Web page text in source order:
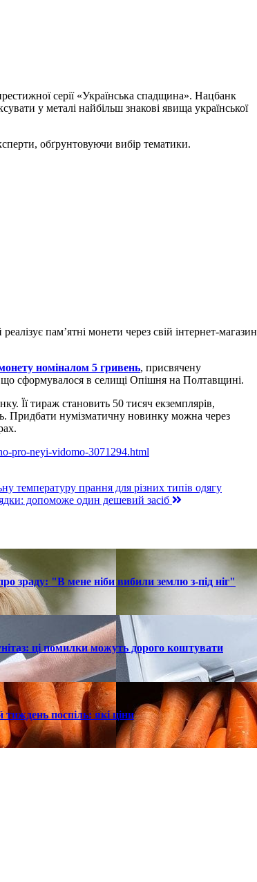
серії «Українська спадщина». Нацбанк
у металі найбільш знакові явища української
обґрунтовуючи вибір тематики.
пам’ятні монети через свій інтернет-магазин
номіналом 5 гривень, присвячену
сформувалося в селищі Опішня на Полтавщині.
Її тираж становить 50 тисяч екземплярів,
Придбати нумізматичну новинку можна через
pro-neyi-vidomo-3071294.html
температуру прання для різних типів одягу
допоможе один дешевий засіб
зраду: "В мене ніби вибили землю з-під ніг"
ці помилки можуть дорого коштувати
поспіль: які ціни